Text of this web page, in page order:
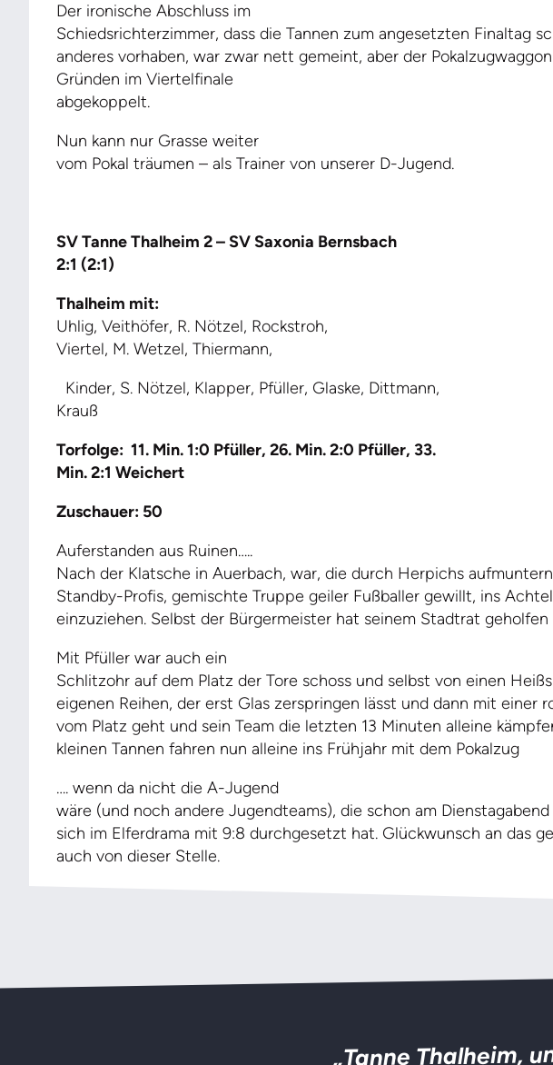
Der ironische Abschluss im
Schiedsrichterzimmer, dass die Tannen zum angesetzten Finaltag
anderes vorhaben, war zwar nett gemeint, aber der
Gründen im Viertelfinale
abgekoppelt.
Nun kann nur Grasse weiter
vom Pokal träumen – als Trainer von unserer D-Jugend.
SV Tanne Thalheim 2 – SV Saxonia Bernsbach
2:1 (2:1)
Thalheim mit:
Uhlig, Veithöfer, R. Nötzel, Rockstroh,
Viertel, M. Wetzel, Thiermann,
Kinder, S. Nötzel, Klapper, Pfüller, Glaske, Dittmann,
Krauß
Torfolge: 11. Min. 1:0 Pfüller, 26. Min. 2:0 Pfüller, 33.
Min. 2:1 Weichert
Zuschauer: 50
Auferstanden aus Ruinen…..
Nach der Klatsche in Auerbach, war, die durch Herpichs
Standby-Profis, gemischte Truppe geiler Fußballer gewillt, ins
einzuziehen. Selbst der Bürgermeister hat seinem Stadtrat geholfen
Mit Pfüller war auch ein
Schlitzohr auf dem Platz der Tore schoss und selbst von einen
eigenen Reihen, der erst Glas zerspringen lässt und dann mit einer
vom Platz geht und sein Team die letzten 13 Minuten alleine
kleinen Tannen fahren nun alleine ins Frühjahr mit dem Pokalzug
…. wenn da nicht die A-Jugend
wäre (und noch andere Jugendteams), die schon am
sich im Elferdrama mit 9:8 durchgesetzt hat. Glückwunsch an das
auch von dieser Stelle.
„Tanne Thalheim,